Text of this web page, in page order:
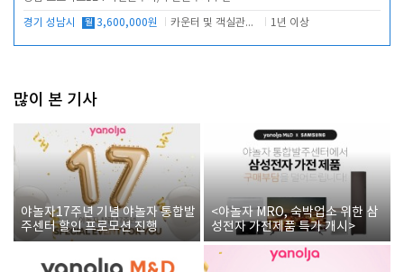
경기 성남시 월 3,600,000원 카운터 및 객실관리 전반 1년 이상
많이 본 기사
야놀자17주년 기념 야놀자 통합발
주센터 할인 프로모션 진행
<야놀자 MRO, 숙박업소 위한 삼
성전자 가전제품 특가 개시>